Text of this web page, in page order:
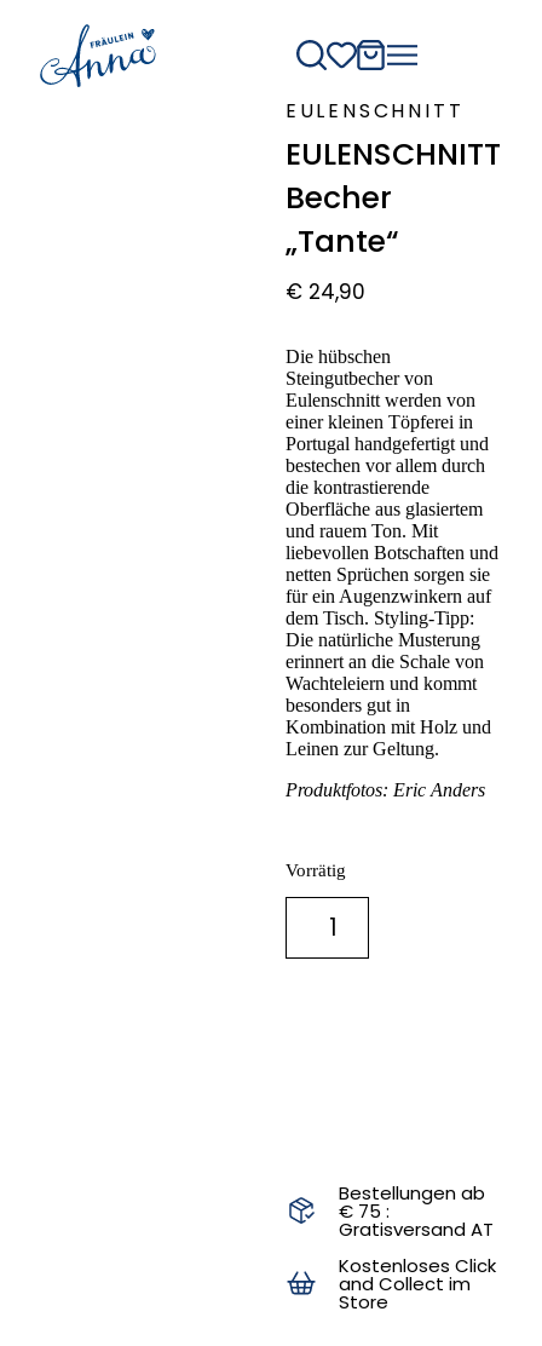
EULENSCHNITT
EULENSCHNITT
Becher
„Tante“
€24,90
Die hübschen
Steingutbecher von
Eulenschnitt werden von
einer kleinen Töpferei in
Portugal handgefertigt und
bestechen vor allem durch
die kontrastierende
Oberfläche aus glasiertem
und rauem Ton. Mit
liebevollen Botschaften und
netten Sprüchen sorgen sie
für ein Augenzwinkern auf
dem Tisch. Styling-Tipp:
Die natürliche Musterung
erinnert an die Schale von
Wachteleiern und kommt
besonders gut in
Kombination mit Holz und
Leinen zur Geltung.
Produktfotos: Eric Anders
Vorrätig
Bestellungen ab
€ 75 :
Gratisversand AT
Kostenloses Click
and Collect im
Store